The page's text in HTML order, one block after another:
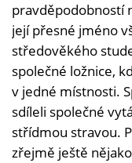
pravděpodobností
její přesné jméno
středověkého
společné ložnice,
v jedné místnosti.
sdíleli společné
střídmou stravou.
zřejmě ještě